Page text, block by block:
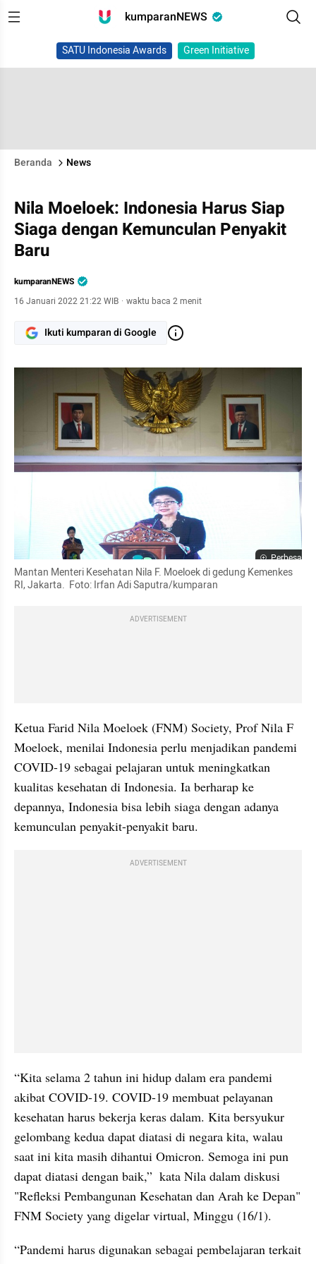
kumparanNEWS
SATU Indonesia Awards Green Initiative
Beranda News
Nila Moeloek: Indonesia Harus Siap
Siaga dengan Kemunculan Penyakit
Baru
kumparanNEWS
16 Januari 2022 21:22 WIB · waktu baca 2 menit
Ikuti kumparan di Google
Perbesar
Mantan Menteri Kesehatan Nila F. Moeloek di gedung Kemenkes
RI, Jakarta.  Foto: Irfan Adi Saputra/kumparan
ADVERTISEMENT
Ketua Farid Nila Moeloek (FNM) Society, Prof Nila F
Moeloek, menilai Indonesia perlu menjadikan pandemi
COVID-19 sebagai pelajaran untuk meningkatkan
kualitas kesehatan di Indonesia. Ia berharap ke
depannya, Indonesia bisa lebih siaga dengan adanya
kemunculan penyakit-penyakit baru.
ADVERTISEMENT
“Kita selama 2 tahun ini hidup dalam era pandemi
akibat COVID-19. COVID-19 membuat pelayanan
kesehatan harus bekerja keras dalam. Kita bersyukur
gelombang kedua dapat diatasi di negara kita, walau
saat ini kita masih dihantui Omicron. Semoga ini pun
dapat diatasi dengan baik,”  kata Nila dalam diskusi
"Refleksi Pembangunan Kesehatan dan Arah ke Depan"
FNM Society yang digelar virtual, Minggu (16/1).
“Pandemi harus digunakan sebagai pembelajaran terkait